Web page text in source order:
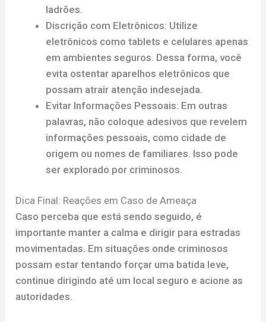
ladrões.
Discrição com Eletrônicos: Utilize
eletrônicos como tablets e celulares apenas
em ambientes seguros. Dessa forma, você
evita ostentar aparelhos eletrônicos que
possam atrair atenção indesejada.
Evitar Informações Pessoais: Em outras
palavras, não coloque adesivos que revelem
informações pessoais, como cidade de
origem ou nomes de familiares. Isso pode
ser explorado por criminosos.
Dica Final: Reações em Caso de Ameaça
Caso perceba que está sendo seguido, é
importante manter a calma e dirigir para estradas
movimentadas. Em situações onde criminosos
possam estar tentando forçar uma batida leve,
continue dirigindo até um local seguro e acione as
autoridades.